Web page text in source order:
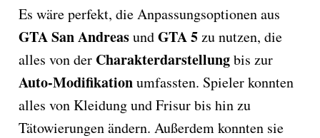
Es wäre perfekt, die Anpassungsoptionen aus
GTA San AndreasundGTA 5zu nutzen, die
alles von der Charakterdarstellungbis zur
Auto-Modifikationumfassten. Spieler konnten
alles von Kleidung und Frisur bis hin zu
Tätowierungen ändern. Außerdem konnten sie